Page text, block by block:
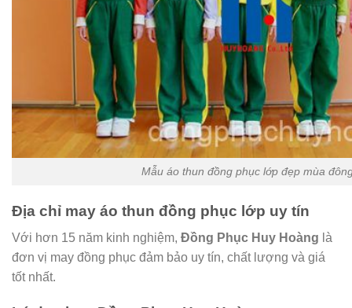
Mẫu áo thun đồng phục lớp đẹp mùa
Địa chỉ may áo thun đồng phục lớp uy tín
Với hơn 15 năm kinh nghiệm, Đồng Phục Huy Hoàng là
đơn vị may đồng phục đảm bảo uy tín, chất lượng và giá
tốt nhất.